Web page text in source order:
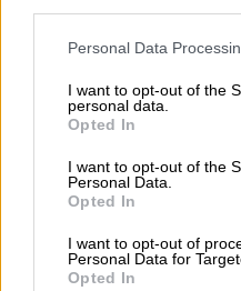
Please note that this
not limited to your visit or
grant or deny consent to
use your data for below
consent section.
Personal Data
I want to opt-out of the
personal data.
Opted In
I want to opt-out of the
Personal Data.
Opted In
I want to opt-out of
Personal Data for
Opted In
καθίσταται πλέον
αντίθετα με τον
Ως προς το ύφος της
τόνισε ότι «η
είχε καθοριστεί το
την πώληση της
δεδομένα του 2010.
πολλά, ελήφθησαν